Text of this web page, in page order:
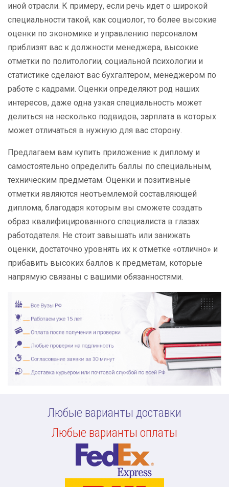
иной отрасли. К примеру, если речь идет о широкой
специальности такой, как социолог, то более высокие
оценки по экономике и управлению персоналом
приблизят вас к должности менеджера, высокие
отметки по политологии, социальной психологии и
статистике сделают вас бухгалтером, менеджером по
работе с кадрами. Оценки определяют род наших
интересов, даже одна узкая специальность может
делиться на несколько подвидов, зарплата в которых
может отличаться в нужную для вас сторону.
Предлагаем вам купить приложение к диплому и
самостоятельно определить баллы по специальным,
техническим предметам. Оценки и позитивные
отметки являются неотъемлемой составляющей
диплома, благодаря которым вы сможете создать
образ квалифицированного специалиста в глазах
работодателя. Не стоит завышать или занижать
оценки, достаточно уровнять их к отметке «отлично» и
прибавить высоких баллов к предметам, которые
напрямую связаны с вашими обязанностями.
Любые варианты доставки
Любые варианты оплаты